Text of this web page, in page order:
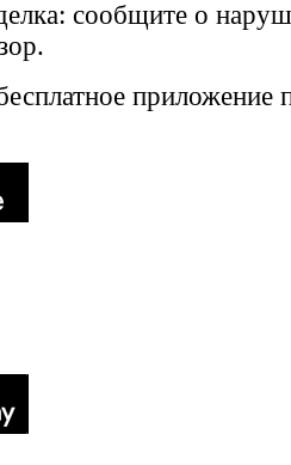
сообщите о
приложение